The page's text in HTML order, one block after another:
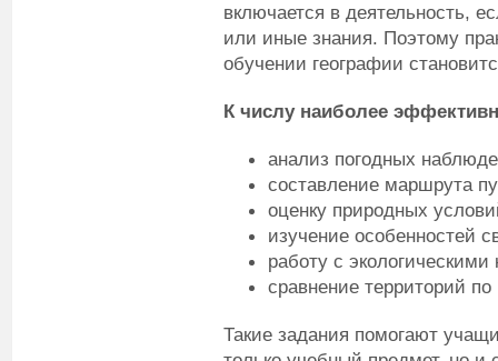
включается в деятельность,
или иные знания. Поэтому
обучении географии
К числу наиболее
анализ погодных
составление маршрута
оценку природных
изучение особенностей
работу с экологическими
сравнение территорий по
Такие задания помогают